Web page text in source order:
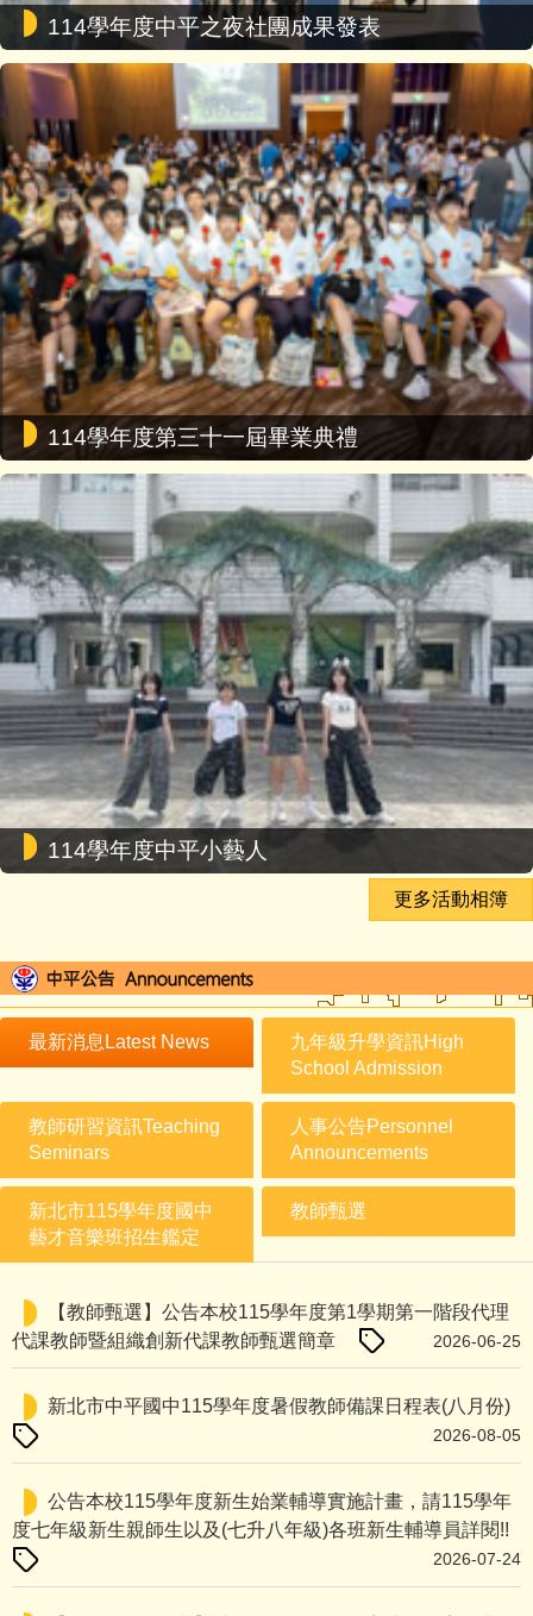
114學年度中平之夜社團成果發表
114學年度第三十一屆畢業典禮
114學年度中平小藝人
更多活動相簿
最新消息Latest News
九年級升學資訊High
School Admission
教師研習資訊Teaching
Seminars
人事公告Personnel
Announcements
新北市115學年度國中
藝才音樂班招生鑑定
教師甄選
【教師甄選】公告本校115學年度第1學期第一階段代理
代課教師暨組織創新代課教師甄選簡章
2026-06-25
新北市中平國中115學年度暑假教師備課日程表(八月份)
2026-08-05
公告本校115學年度新生始業輔導實施計畫，請115學年
度七年級新生親師生以及(七升八年級)各班新生輔導員詳閱!!
2026-07-24